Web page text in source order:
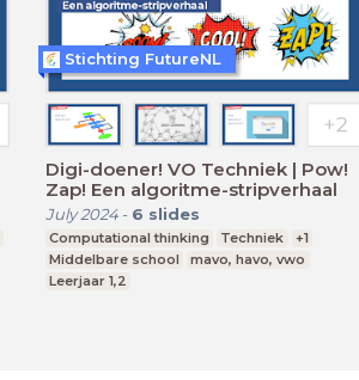
Digi-doener! VO Techniek | Pow!
Zap! Een algoritme-stripverhaal
July 2024- 6 slides
Computational thinking Techniek
+1
Middelbare school
mavo, havo, vwo
Leerjaar 1,2
Stichting FutureNL